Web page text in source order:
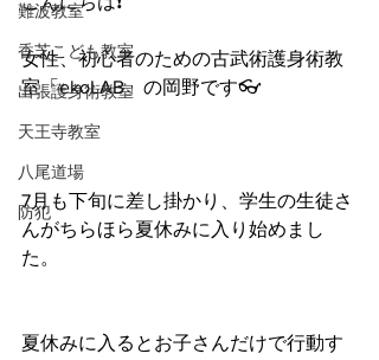
難波教室
香芝こども教室
出張護身術教室
天王寺教室
八尾道場
防犯
女性、初心者のための古武術護身術教
室「ekoLAB」の岡野です👓
7月も下旬に差し掛かり、学生の生徒さ
んがちらほら夏休みに入り始めまし
た。
夏休みに入るとお子さんだけで行動す